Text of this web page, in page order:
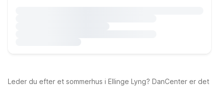
Leder du efter et sommerhus i Ellinge Lyng? DanCenter er det